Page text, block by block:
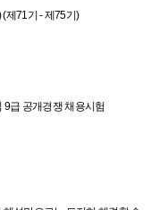
제71기 - 제75기)
급 공개경쟁 채용시험